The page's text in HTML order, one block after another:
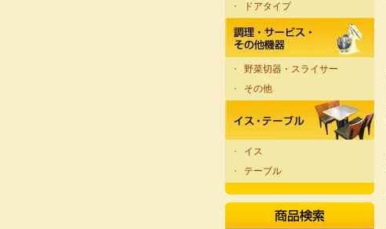
・
ドアタイプ
・
野菜切器・スライサー
・
その他
・
イス
・
テーブル